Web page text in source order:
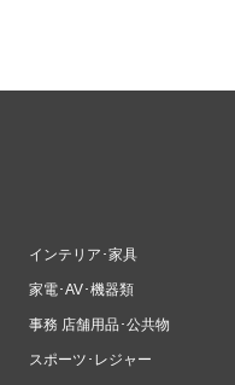
インテリア･家具
家電･AV･機器類
事務 店舗用品･公共物
スポーツ･レジャー